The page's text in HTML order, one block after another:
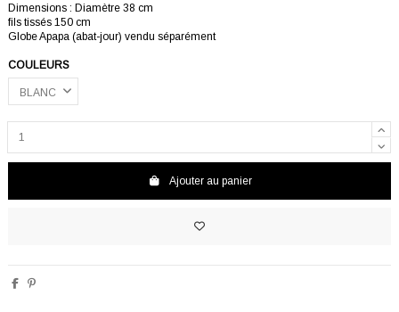
Dimensions : Diamètre 38 cm
fils tissés 150 cm
Globe Apapa (abat-jour) vendu séparément
COULEURS
Ajouter au panier